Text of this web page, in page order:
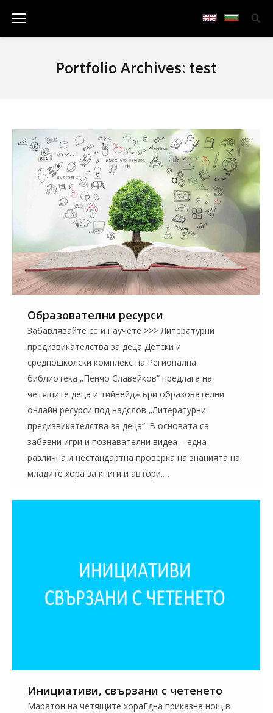
Portfolio Archives: test
Образователни ресурси
Забавлявайте се и научете >>> Литературни
предизвикателства за деца Детски и
средношколски комплекс на Регионална
библиотека „Пенчо Славейков“ предлага на
четящите деца и тийнейджъри образователни
онлайн ресурси под надслов „Литературни
предизвикателства за деца”. В основата са
забавни игри и познавателни видеа – една
различна и нестандартна проверка на знанията на
младите хора за книги и автори.…
Инициативи, свързани с четенето
Маратон на четящите хораЕдна приказна нощ в